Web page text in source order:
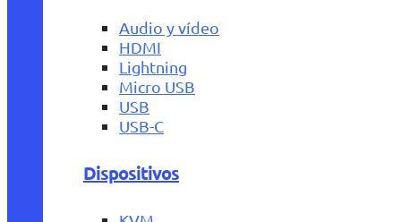
Audio y vídeo
HDMI
Lightning
Micro USB
USB
USB-C
Dispositivos